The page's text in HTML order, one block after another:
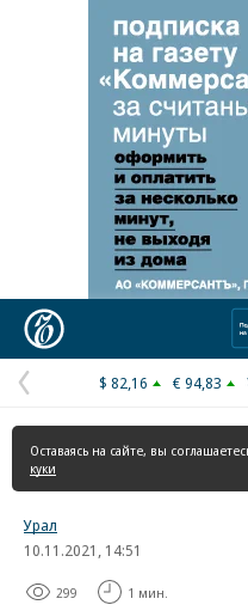
Реклама в «Ъ»
Предыдущая
страница
$ 82,16 € 94,83
Оставаясь на сайте, вы
куки
Урал
10.11.2021, 14:51
299 1 мин.